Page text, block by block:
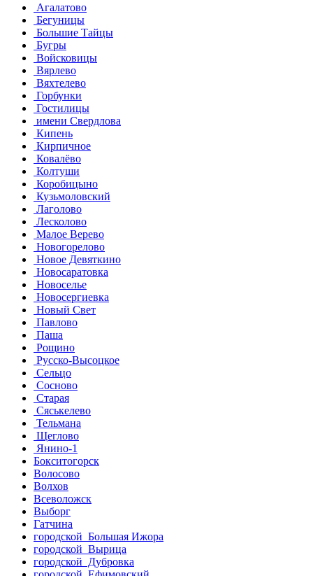
Агалатово
Бегуницы
Большие Тайцы
Бугры
Войсковицы
Вярлево
Вяхтелево
Горбунки
Гостилицы
имени Свердлова
Кипень
Кирпичное
Ковалёво
Колтуши
Коробицыно
Кузьмоловский
Лаголово
Лесколово
Малое Верево
Новогорелово
Новое Девяткино
Новосаратовка
Новоселье
Новосергиевка
Новый Свет
Павлово
Паша
Рощино
Русско-Высоцкое
Сельцо
Сосново
Старая
Сяськелево
Тельмана
Щеглово
Янино-1
Бокситогорск
Волосово
Волхов
Всеволожск
Выборг
Гатчина
городской Большая Ижора
городской Вырица
городской Дубровка